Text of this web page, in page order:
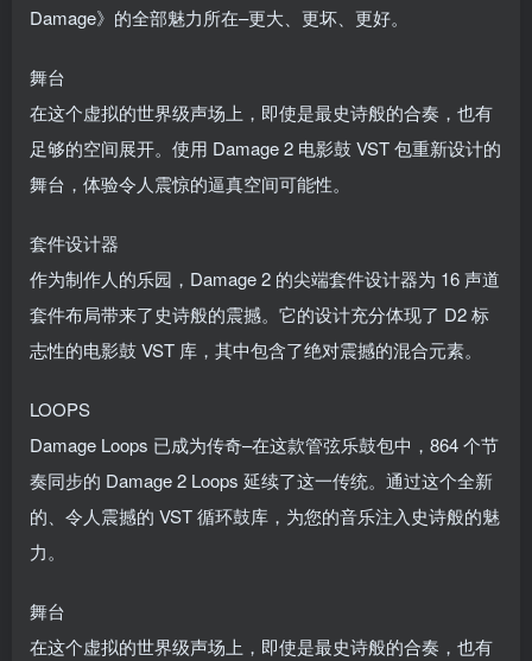
Damage》的全部魅力所在–更大、更坏、更好。
舞台
在这个虚拟的世界级声场上，即使是最史诗般的合奏，也有
足够的空间展开。使用 Damage 2 电影鼓 VST 包重新设计的
舞台，体验令人震惊的逼真空间可能性。
套件设计器
作为制作人的乐园，Damage 2 的尖端套件设计器为 16 声道
套件布局带来了史诗般的震撼。它的设计充分体现了 D2 标
志性的电影鼓 VST 库，其中包含了绝对震撼的混合元素。
LOOPS
Damage Loops 已成为传奇–在这款管弦乐鼓包中，864 个节
奏同步的 Damage 2 Loops 延续了这一传统。通过这个全新
的、令人震撼的 VST 循环鼓库，为您的音乐注入史诗般的魅
力。
舞台
在这个虚拟的世界级声场上，即使是最史诗般的合奏，也有